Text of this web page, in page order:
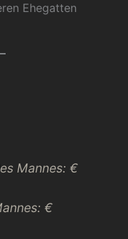
Ehegatten
Mannes: €
€